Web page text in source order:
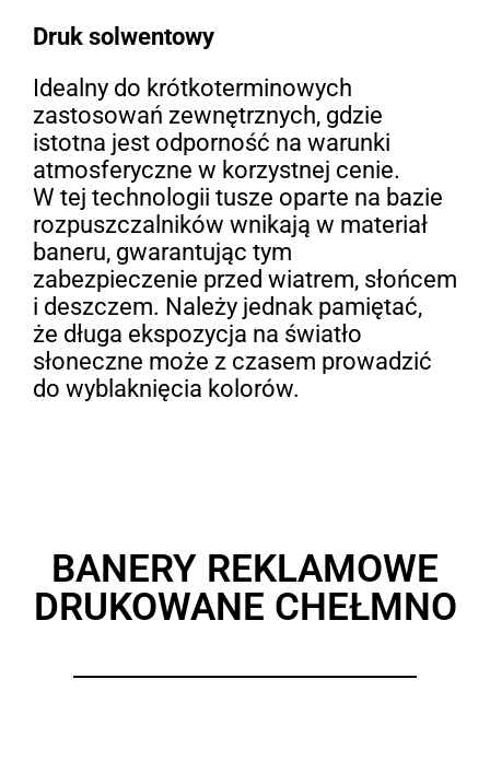
Druk solwentowy
Idealny do krótkoterminowych
zastosowań zewnętrznych, gdzie
istotna jest odporność na warunki
atmosferyczne w korzystnej cenie.
W tej technologii tusze oparte na bazie
rozpuszczalników wnikają w materiał
baneru, gwarantując tym
zabezpieczenie przed wiatrem, słońcem
i deszczem. Należy jednak pamiętać,
że długa ekspozycja na światło
słoneczne może z czasem prowadzić
do wyblaknięcia kolorów.
BANERY REKLAMOWE
DRUKOWANE CHEŁMNO